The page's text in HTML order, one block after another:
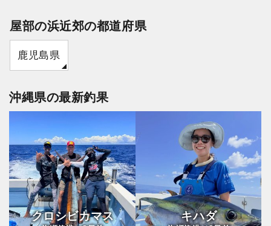
屋部の浜近郊の都道府県
鹿児島県
沖縄県の最新釣果
クロシビカマス キハダ